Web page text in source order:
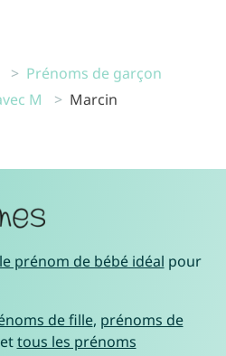
Prénoms de garçon
M
Marcin
prénom de bébé idéal pour
de fille, prénoms de
ettous les prénoms